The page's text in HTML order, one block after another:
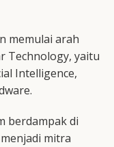
memulai arah
Technology, yaitu
Intelligence,
berdampak di
mitra